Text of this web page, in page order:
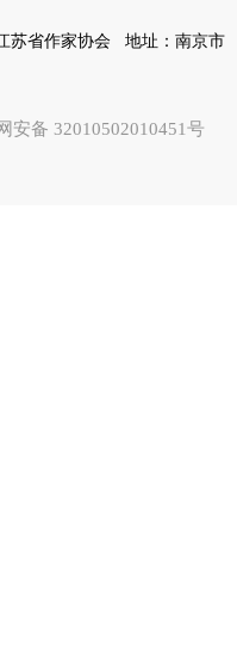
苏省作家协会
地址：南京市
安备 32010502010451号